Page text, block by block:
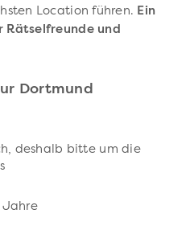
Location führen. Ein
Rätselfreunde und
Dortmund
deshalb bitte um die
Jahre